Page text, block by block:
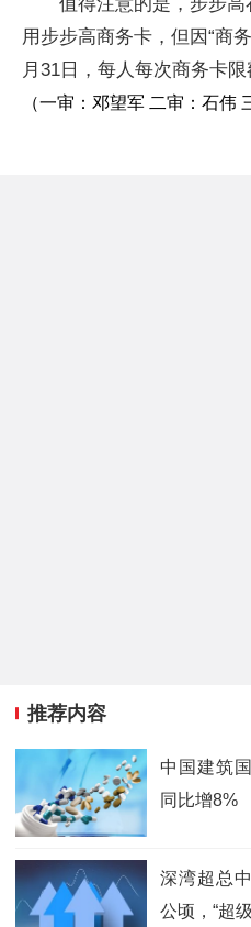
用步步高商务卡，但因“商
月31日，每人每次商务卡限
（一审：邓望军 二审：石伟
推荐内容
中国建筑
同比增8%
深湾超总
公顷，“超